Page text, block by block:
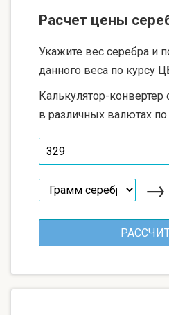
Расчет цены
Укажите вес серебра и
данного веса по курсу
Калькулятор-конвертер
в различных валютах
→